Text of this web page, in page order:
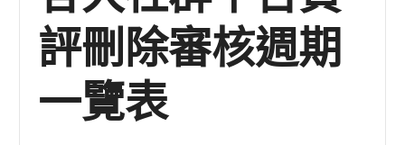
評刪除審核週期
一覽表